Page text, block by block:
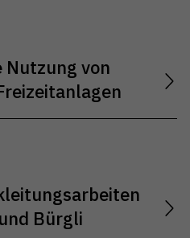
Nutzung von
Bürgli